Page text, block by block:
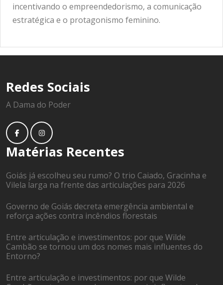
incentivando o empreendedorismo, a comunicação
estratégica e o protagonismo feminino.
Redes Sociais
A Dama do Poder
Matérias Recentes
Goiás já escolheu seu rumo? O trio Caiado, Gracinha e
Vilela larga na frente das articulações para 2026
Governo de Goiás decreta emergência ambiental e
reforça ações contra incêndios florestais
Entre articulação e investimentos: por que Wilde
Cambão se tornou um dos nomes mais influentes do
Entorno?
Entre articulação e investimentos: por que Wilde